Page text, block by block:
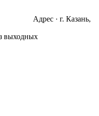
Адрес · г. Казань,
выходных